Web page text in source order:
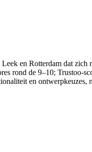
en Rotterdam dat zich
rond de 9–10; Trustoo-
en ontwerpkeuzes,